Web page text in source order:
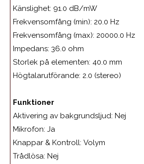
Känslighet: 91.0 dB/mW
Frekvensomfång (min): 20.0 Hz
Frekvensomfång (max): 20000.0 Hz
Impedans: 36.0 ohm
Storlek på elementen: 40.0 mm
Högtalarutförande: 2.0 (stereo)
Funktioner
Aktivering av bakgrundsljud: Nej
Mikrofon: Ja
Knappar & Kontroll: Volym
Trådlösa: Nej